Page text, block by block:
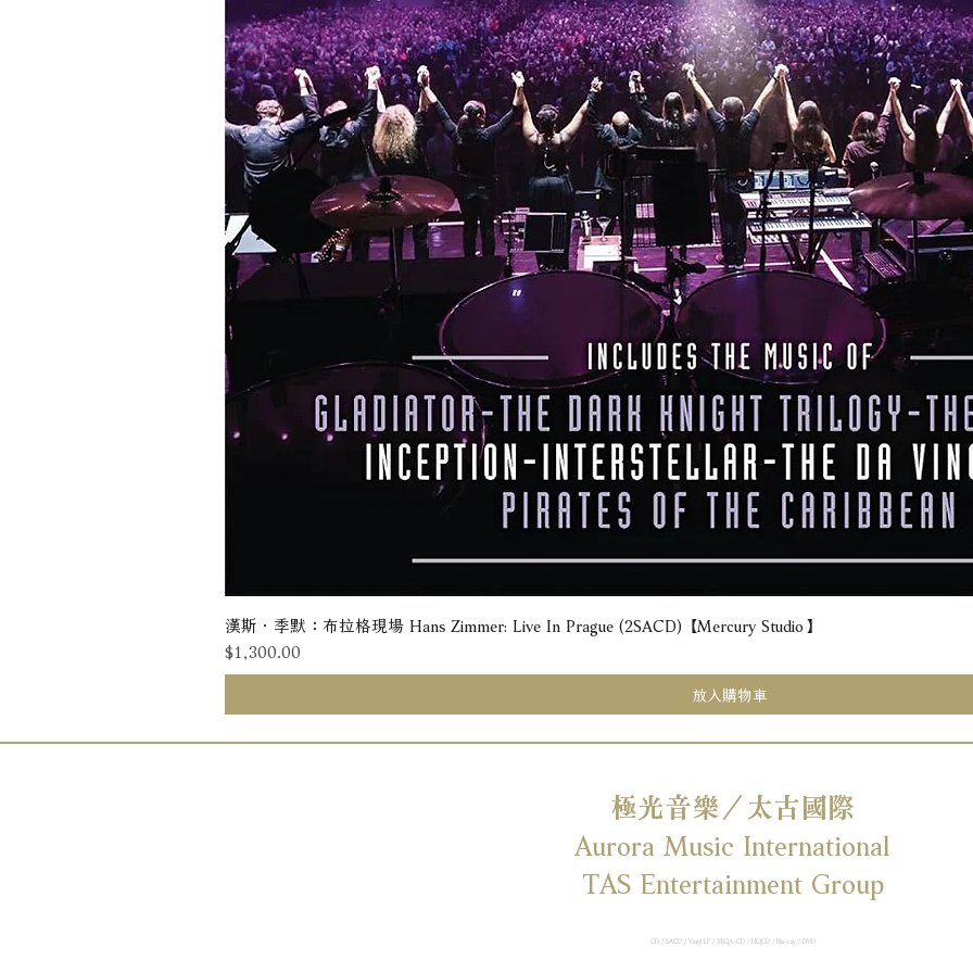
快速瀏覽
漢斯．季默：布拉格現場 Hans Zimmer: Live In Prague (2SACD) 【Mercury Studio】
價格
$1,300.00
放入購物車
極光音樂／太古國際
Aurora Music International
TAS Entertainment Group
CD / SACD / Vinyl LP / MQA-CD / HQCD / Blu-ray / DVD